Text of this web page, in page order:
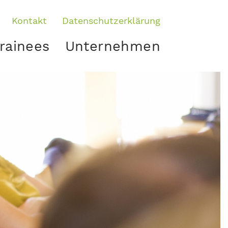
Kontakt Datenschutzerklärung
Unternehmen